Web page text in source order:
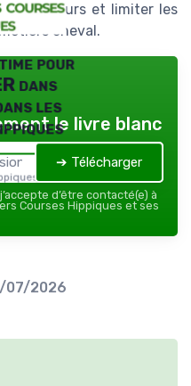
parcours et limiter les
cheval.
pour
dans
les
— 2026
le livre blanc
➔ Télécharger
d’être contacté(e) à
Courses Hippiques et ses
07/2026